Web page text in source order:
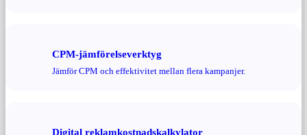
CPM-jämförelseverktyg
Jämför CPM och effektivitet mellan flera kampanjer.
Digital reklamkostnadskalkylator